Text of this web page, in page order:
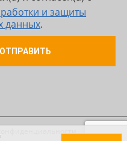
и защиты
данных.
ОТПРАВИТЬ